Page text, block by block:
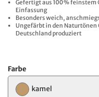
Gefertigt aus 100 %
Einfassung
Besonders weich,
Ungefärbt in den
Deutschland produziert
Farbe
kamel